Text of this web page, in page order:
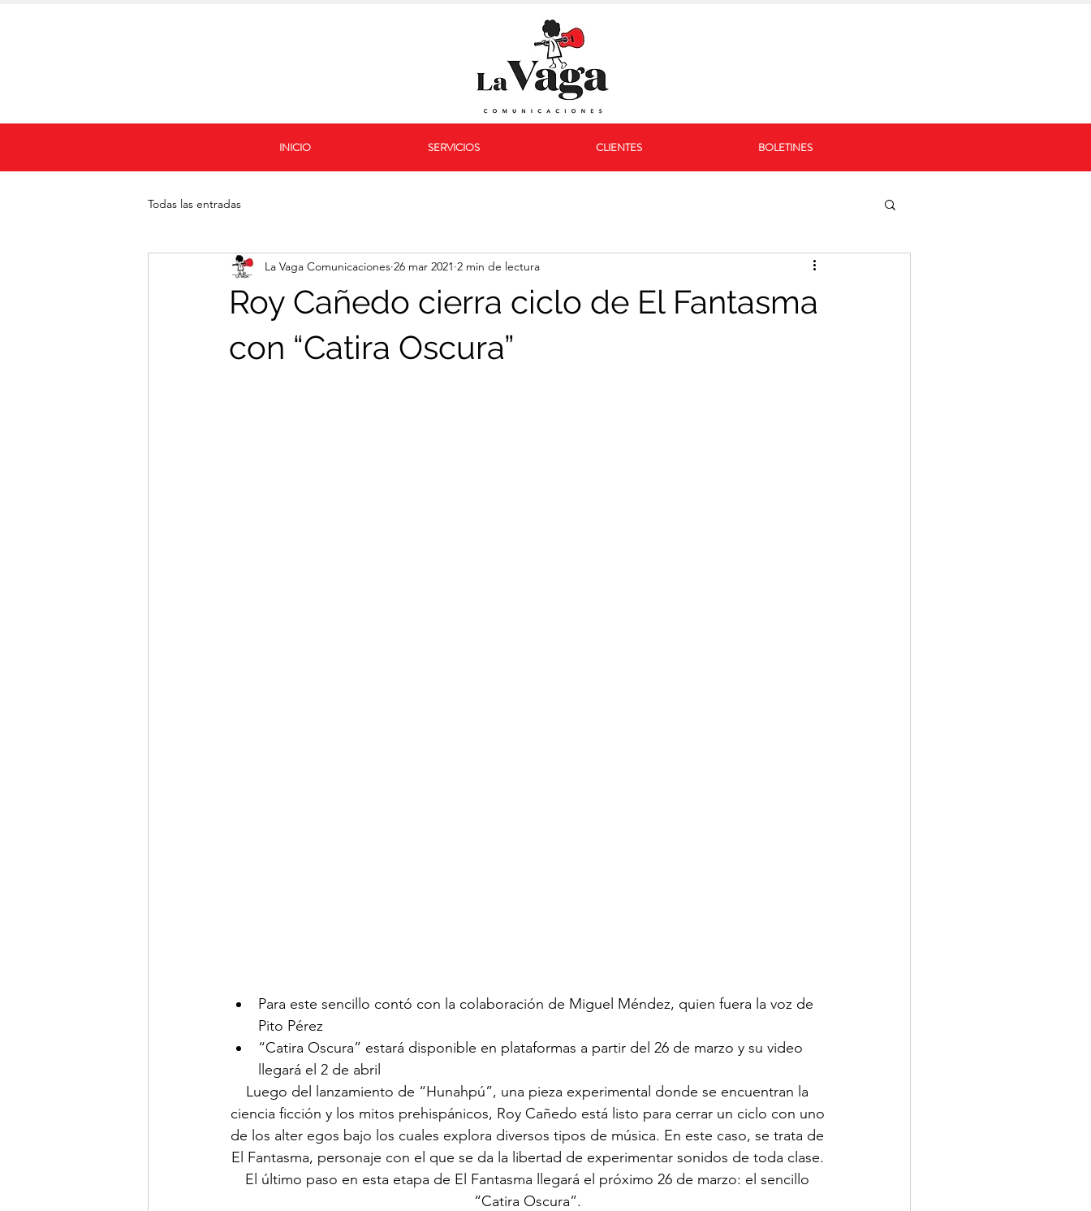
INICIO SERVICIOS CLIENTES BOLETINES
Todas las entradas
Roy Cañedo cierra ciclo de El Fantasma
con “Catira Oscura”
La Vaga Comunicaciones 26 mar 2021 2 min de lectura
Para este sencillo contó con la colaboración de Miguel Méndez, quien fuera la voz de
Pito Pérez
“Catira Oscura” estará disponible en plataformas a partir del 26 de marzo y su video
llegará el 2 de abril
Luego del lanzamiento de “Hunahpú”, una pieza experimental donde se encuentran la
ciencia ficción y los mitos prehispánicos, Roy Cañedo está listo para cerrar un ciclo con uno
de los alter egos bajo los cuales explora diversos tipos de música. En este caso, se trata de
El Fantasma, personaje con el que se da la libertad de experimentar sonidos de toda clase.
El último paso en esta etapa de El Fantasma llegará el próximo 26 de marzo: el sencillo
“Catira Oscura”.